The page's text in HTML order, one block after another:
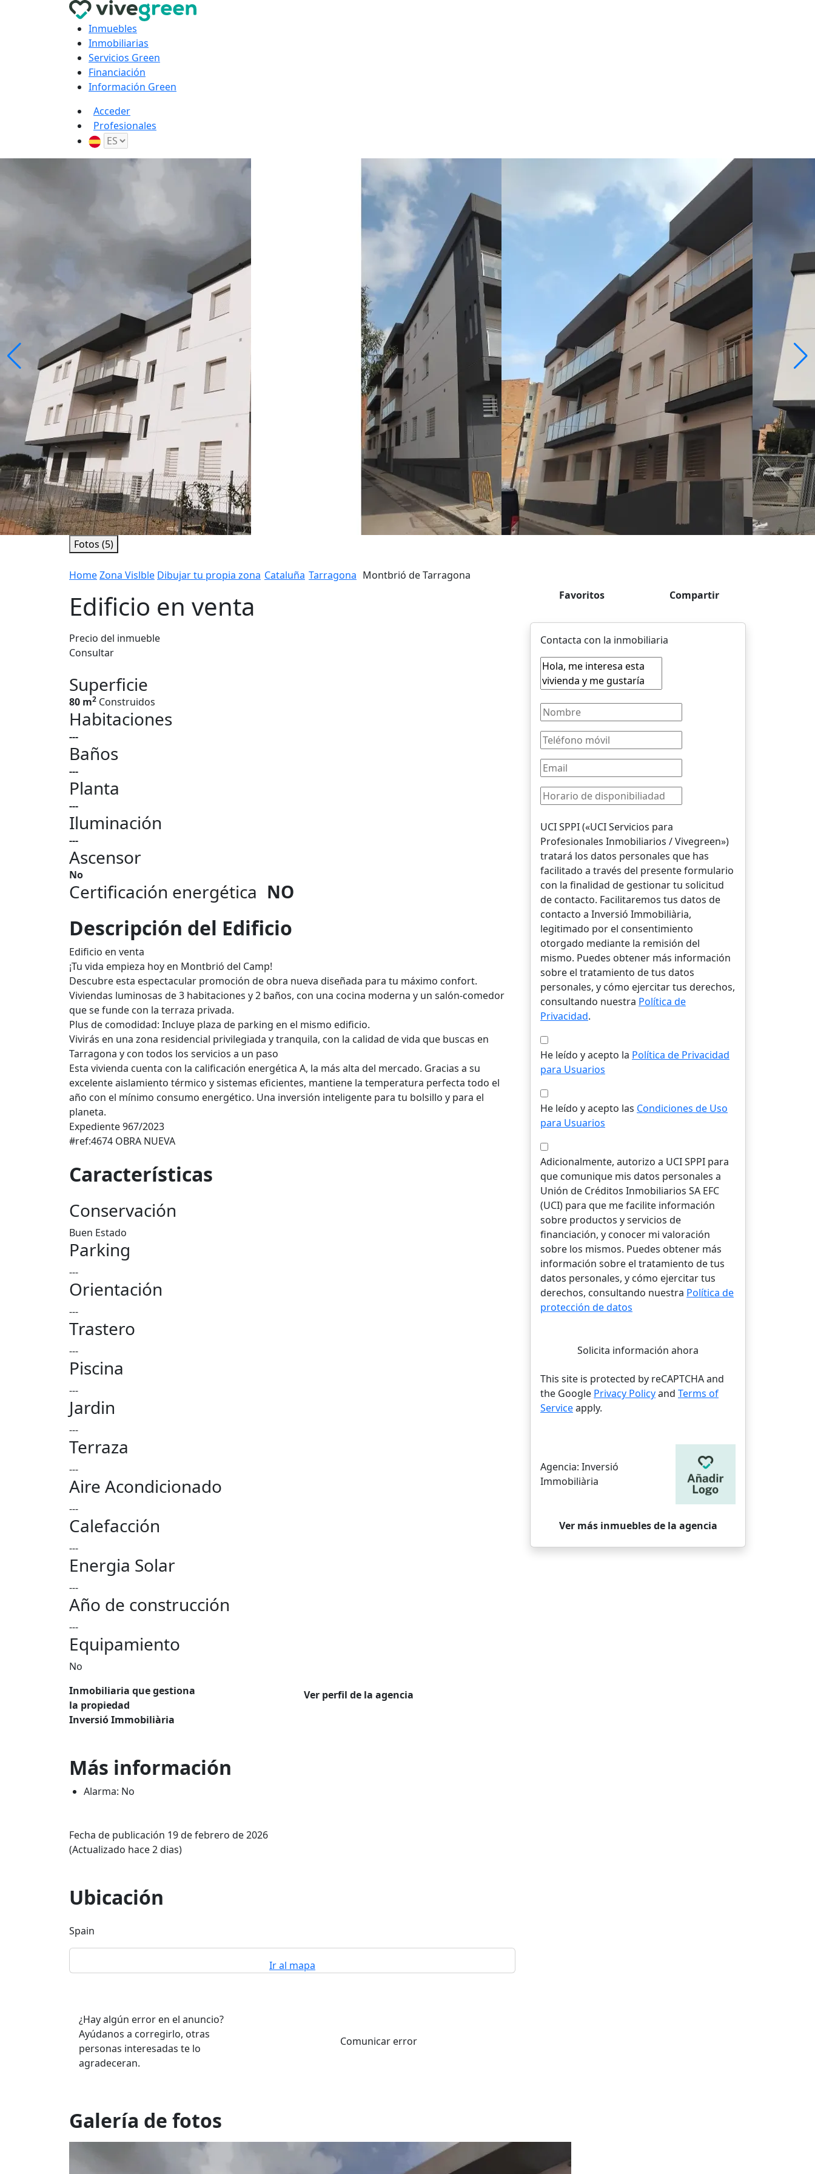
Inmuebles
Inmobiliarias
Servicios Green
Financiación
Información Green
Acceder
Profesionales
Fotos (5)
HomeZona Vislble Dibujar tu propia zona Cataluña Tarragona Montbrió de Tarragona
Edificio en venta
Precio del inmueble
Consultar
Superficie
80 m2 Construidos
Habitaciones
---
Baños
---
Planta
---
Iluminación
---
Ascensor
No
Certificación energética NO
Descripción del Edificio
Edificio en venta
¡Tu vida empieza hoy en Montbrió del Camp!
Descubre esta espectacular promoción de obra nueva diseñada para tu máximo confort.
Viviendas luminosas de 3 habitaciones y 2 baños, con una cocina moderna y un salón-comedor
que se funde con la terraza privada.
Plus de comodidad: Incluye plaza de parking en el mismo edificio.
Vivirás en una zona residencial privilegiada y tranquila, con la calidad de vida que buscas en
Tarragona y con todos los servicios a un paso
Esta vivienda cuenta con la calificación energética A, la más alta del mercado. Gracias a su
excelente aislamiento térmico y sistemas eficientes, mantiene la temperatura perfecta todo el
año con el mínimo consumo energético. Una inversión inteligente para tu bolsillo y para el
planeta.
Expediente 967/2023
#ref:4674 OBRA NUEVA
Características
Conservación
Buen Estado
Parking
---
Orientación
---
Trastero
---
Piscina
---
Jardin
---
Terraza
---
Aire Acondicionado
---
Calefacción
---
Energia Solar
---
Año de construcción
---
Equipamiento
No
Inmobiliaria que gestiona
la propiedad
Inversió Immobiliària
Ver perfil de la agencia
Más información
Alarma: No
Fecha de publicación 19 de febrero de 2026
(Actualizado hace 2 dias)
Ubicación
Spain
Ir al mapa
¿Hay algún error en el anuncio?
Ayúdanos a corregirlo, otras
personas interesadas te lo
agradeceran.
Comunicar error
Galería de fotos
Favoritos Compartir
Contacta con la inmobiliaria
UCI SPPI («UCI Servicios para
Profesionales Inmobiliarios / Vivegreen»)
tratará los datos personales que has
facilitado a través del presente formulario
con la finalidad de gestionar tu solicitud
de contacto. Facilitaremos tus datos de
contacto a Inversió Immobiliària,
legitimado por el consentimiento
otorgado mediante la remisión del
mismo. Puedes obtener más información
sobre el tratamiento de tus datos
personales, y cómo ejercitar tus derechos,
consultando nuestra Política de
Privacidad.
He leído y acepto la Política de Privacidad
para Usuarios
He leído y acepto las Condiciones de Uso
para Usuarios
Adicionalmente, autorizo a UCI SPPI para
que comunique mis datos personales a
Unión de Créditos Inmobiliarios SA EFC
(UCI) para que me facilite información
sobre productos y servicios de
financiación, y conocer mi valoración
sobre los mismos. Puedes obtener más
información sobre el tratamiento de tus
datos personales, y cómo ejercitar tus
derechos, consultando nuestra Política de
protección de datos
Solicita información ahora
This site is protected by reCAPTCHA and
the Google Privacy Policyand Terms of
Serviceapply.
Agencia: Inversió
Immobiliària
Ver más inmuebles de la agencia